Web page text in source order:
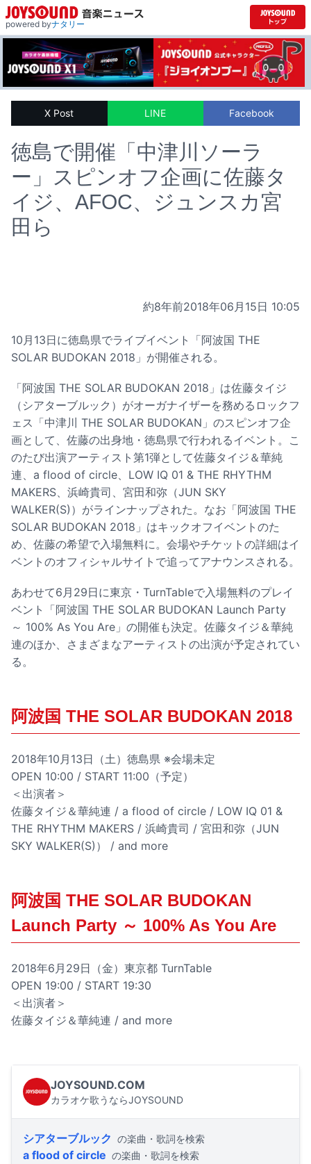
powered byナタリー
X Post LINE Facebook
徳島で開催「中津川ソーラ
ー」スピンオフ企画に佐藤タ
イジ、AFOC、ジュンスカ宮
田ら
約8年前2018年06月15日 10:05
10月13日に徳島県でライブイベント「阿波国 THE
SOLAR BUDOKAN 2018」が開催される。
「阿波国 THE SOLAR BUDOKAN 2018」は佐藤タイジ
（シアターブルック）がオーガナイザーを務めるロックフ
ェス「中津川 THE SOLAR BUDOKAN」のスピンオフ企
画として、佐藤の出身地・徳島県で行われるイベント。こ
のたび出演アーティスト第1弾として佐藤タイジ＆華純
連、a flood of circle、LOW IQ 01 & THE RHYTHM
MAKERS、浜崎貴司、宮田和弥（JUN SKY
WALKER(S)）がラインナップされた。なお「阿波国 THE
SOLAR BUDOKAN 2018」はキックオフイベントのた
め、佐藤の希望で入場無料に。会場やチケットの詳細はイ
ベントのオフィシャルサイトで追ってアナウンスされる。
あわせて6月29日に東京・TurnTableで入場無料のプレイ
ベント「阿波国 THE SOLAR BUDOKAN Launch Party
～ 100% As You Are」の開催も決定。佐藤タイジ＆華純
連のほか、さまざまなアーティストの出演が予定されてい
る。
阿波国 THE SOLAR BUDOKAN 2018
2018年10月13日（土）徳島県 ※会場未定
OPEN 10:00 / START 11:00（予定）
＜出演者＞
佐藤タイジ＆華純連 / a flood of circle / LOW IQ 01 &
THE RHYTHM MAKERS / 浜崎貴司 / 宮田和弥（JUN
SKY WALKER(S)） / and more
阿波国 THE SOLAR BUDOKAN
Launch Party ～ 100% As You Are
2018年6月29日（金）東京都 TurnTable
OPEN 19:00 / START 19:30
＜出演者＞
佐藤タイジ＆華純連 / and more
JOYSOUND.COM
カラオケ歌うならJOYSOUND
シアターブルック の楽曲・歌詞を検索
a flood of circle の楽曲・歌詞を検索